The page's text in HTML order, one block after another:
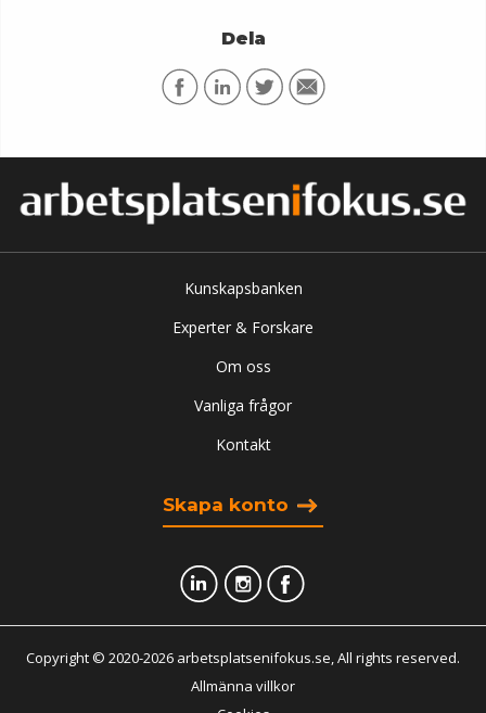
Dela
Kunskapsbanken
Experter & Forskare
Om oss
Vanliga frågor
Kontakt
Skapa konto
Copyright © 2020-2026 arbetsplatsenifokus.se, All rights reserved.
Allmänna villkor